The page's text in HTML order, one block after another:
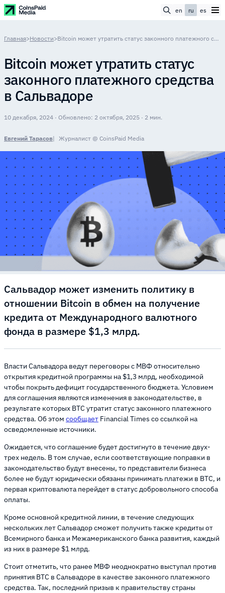
en ru es
Главная>Новости> Bitcoin может утратить статус законного платежного средства в Сальвадоре
Bitcoin может утратить статус
законного платежного средства
в Сальвадоре
10 декабря, 2024 · Обновлено: 2 октября, 2025 · 2 мин.
Евгений Тарасов Журналист @ CoinsPaid Media
Сальвадор может изменить политику в
отношении Bitcoin в обмен на получение
кредита от Международного валютного
фонда в размере $1,3 млрд.
Власти Сальвадора ведут переговоры с МВФ относительно
открытия кредитной программы на $1,3 млрд, необходимой
чтобы покрыть дефицит государственного бюджета. Условием
для соглашения являются изменения в законодательстве, в
результате которых BTC утратит статус законного платежного
средства. Об этом сообщает Financial Times со ссылкой на
осведомленные источники.
Ожидается, что соглашение будет достигнуто в течение двух-
трех недель. В том случае, если соответствующие поправки в
законодательство будут внесены, то представители бизнеса
более не будут юридически обязаны принимать платежи в BTC, и
первая криптовалюта перейдет в статус добровольного способа
оплаты.
Кроме основной кредитной линии, в течение следующих
нескольких лет Сальвадор сможет получить также кредиты от
Всемирного банка и Межамериканского банка развития, каждый
из них в размере $1 млрд.
Стоит отметить, что ранее МВФ неоднократно выступал против
принятия BTC в Сальвадоре в качестве законного платежного
средства. Так, последний призыв к правительству страны